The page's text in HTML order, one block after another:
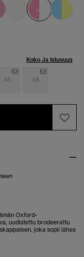
Koko Ja Istuvuus
46 48
Oxford-
uudistettu brodeerattu
joka sopii lähes